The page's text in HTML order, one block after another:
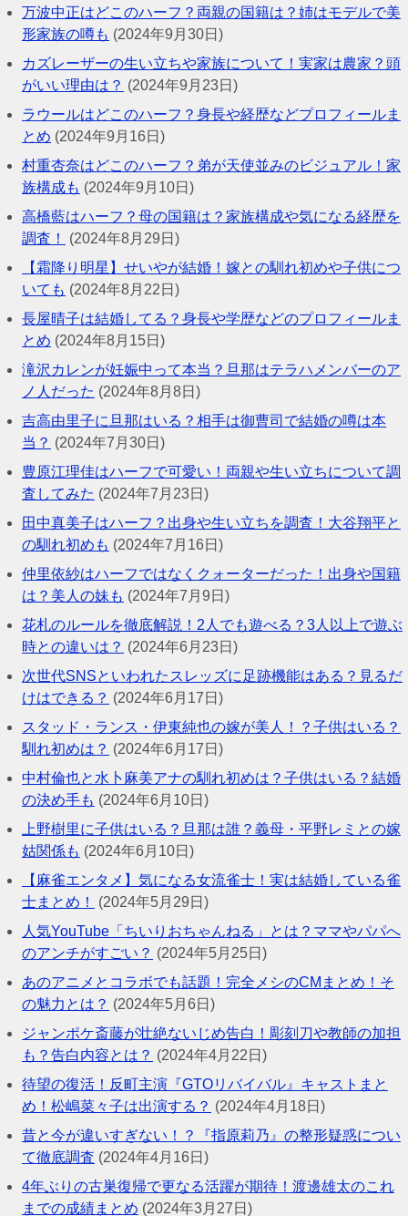
万波中正はどこのハーフ？両親の国籍は？姉はモデルで美
形家族の噂も (2024年9月30日)
カズレーザーの生い立ちや家族について！実家は農家？頭
がいい理由は？ (2024年9月23日)
ラウールはどこのハーフ？身長や経歴などプロフィールま
とめ (2024年9月16日)
村重杏奈はどこのハーフ？弟が天使並みのビジュアル！家
族構成も (2024年9月10日)
高橋藍はハーフ？母の国籍は？家族構成や気になる経歴を
調査！
(2024年8月29日)
【霜降り明星】せいやが結婚！嫁との馴れ初めや子供につ
いても (2024年8月22日)
長屋晴子は結婚してる？身長や学歴などのプロフィールま
とめ (2024年8月15日)
滝沢カレンが妊娠中って本当？旦那はテラハメンバーのア
ノ人だった (2024年8月8日)
吉高由里子に旦那はいる？相手は御曹司で結婚の噂は本
当？ (2024年7月30日)
豊原江理佳はハーフで可愛い！両親や生い立ちについて調
査してみた (2024年7月23日)
田中真美子はハーフ？出身や生い立ちを調査！大谷翔平と
の馴れ初めも (2024年7月16日)
仲里依紗はハーフではなくクォーターだった！出身や国籍
は？美人の妹も (2024年7月9日)
花札のルールを徹底解説！2人でも遊べる？3人以上で遊ぶ
時との違いは？ (2024年6月23日)
次世代SNSといわれたスレッズに足跡機能はある？見るだ
けはできる？ (2024年6月17日)
スタッド・ランス・伊東純也の嫁が美人！？子供はいる？
馴れ初めは？ (2024年6月17日)
中村倫也と水卜麻美アナの馴れ初めは？子供はいる？結婚
の決め手も (2024年6月10日)
上野樹里に子供はいる？旦那は誰？義母・平野レミとの嫁
姑関係も (2024年6月10日)
【麻雀エンタメ】気になる女流雀士！実は結婚している雀
士まとめ！
(2024年5月29日)
人気YouTube「ちいりおちゃんねる」とは？ママやパパへ
のアンチがすごい？ (2024年5月25日)
あのアニメとコラボでも話題！完全メシのCMまとめ！そ
の魅力とは？ (2024年5月6日)
ジャンポケ斎藤が壮絶ないじめ告白！彫刻刀や教師の加担
も？告白内容とは？ (2024年4月22日)
待望の復活！反町主演『GTOリバイバル』キャストまと
め！松嶋菜々子は出演する？ (2024年4月18日)
昔と今が違いすぎない！？『指原莉乃』の整形疑惑につい
て徹底調査 (2024年4月16日)
4年ぶりの古巣復帰で更なる活躍が期待！渡邊雄太のこれ
までの成績まとめ (2024年3月27日)